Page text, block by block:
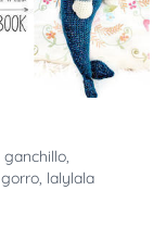
ganchillo,
gorro, lalylala